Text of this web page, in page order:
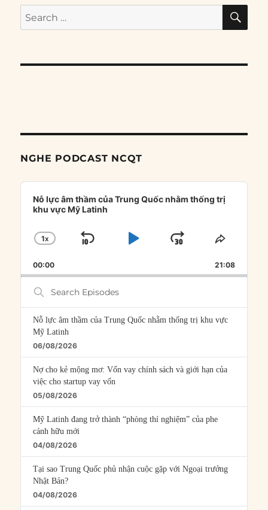
Search
for:
NGHE PODCAST NCQT
Audio
Player
Nỗ lực âm thầm của Trung Quốc nhằm thống trị
khu vực Mỹ Latinh
CHANGE
RATE
1X
SKIP
PLAYJUMP
FORWARD
SHARE
00:00 21:08
Search
Episodes
Nỗ lực âm thầm của Trung Quốc nhằm thống trị khu vực
Mỹ Latinh
06/08/2026
Nợ cho kẻ mộng mơ: Vốn vay chính sách và giới hạn của
việc cho startup vay vốn
05/08/2026
Mỹ Latinh đang trở thành “phòng thí nghiệm” của phe
cánh hữu mới
04/08/2026
Tại sao Trung Quốc phủ nhận cuộc gặp với Ngoại trưởng
Nhật Bản?
04/08/2026